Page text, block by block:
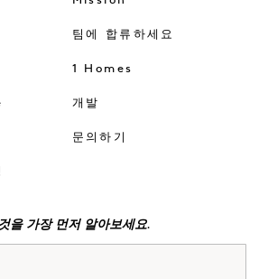
팀에 합류하세요
1 Homes
개발
문의하기
을 가장 먼저 알아보세요.